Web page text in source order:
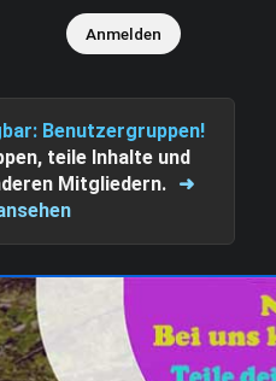
Benutzergruppen!
teile Inhalte und
Mitgliedern. ➜
Anmelden